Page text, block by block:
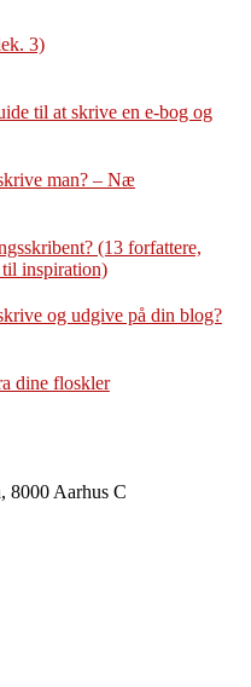
3)
til at skrive en e-bog og
man? – Næ
(13 forfattere,
inspiration)
og udgive på din blog?
dine floskler
8000 Aarhus C